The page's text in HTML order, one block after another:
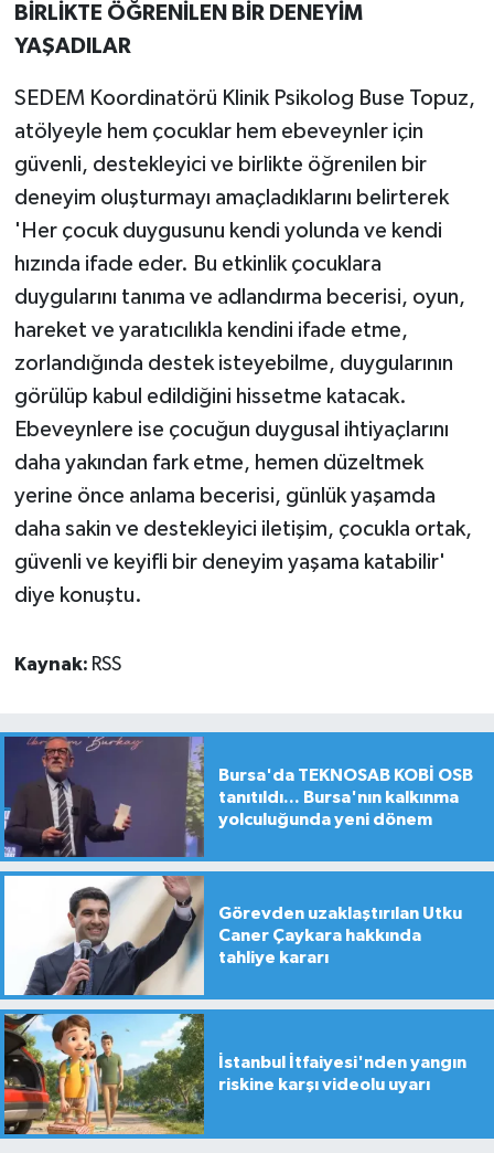
BİRLİKTE ÖĞRENİLEN BİR DENEYİM
YAŞADILAR
SEDEM Koordinatörü Klinik Psikolog Buse Topuz,
atölyeyle hem çocuklar hem ebeveynler için
güvenli, destekleyici ve birlikte öğrenilen bir
deneyim oluşturmayı amaçladıklarını belirterek
'Her çocuk duygusunu kendi yolunda ve kendi
hızında ifade eder. Bu etkinlik çocuklara
duygularını tanıma ve adlandırma becerisi, oyun,
hareket ve yaratıcılıkla kendini ifade etme,
zorlandığında destek isteyebilme, duygularının
görülüp kabul edildiğini hissetme katacak.
Ebeveynlere ise çocuğun duygusal ihtiyaçlarını
daha yakından fark etme, hemen düzeltmek
yerine önce anlama becerisi, günlük yaşamda
daha sakin ve destekleyici iletişim, çocukla ortak,
güvenli ve keyifli bir deneyim yaşama katabilir'
diye konuştu.
Kaynak: RSS
Bursa'da TEKNOSAB KOBİ OSB
tanıtıldı... Bursa'nın kalkınma
yolculuğunda yeni dönem
Görevden uzaklaştırılan Utku
Caner Çaykara hakkında
tahliye kararı
İstanbul İtfaiyesi'nden yangın
riskine karşı videolu uyarı